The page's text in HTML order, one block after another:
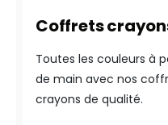
Coffrets
Toutes les couleurs à
de main avec nos
crayons de qualité.